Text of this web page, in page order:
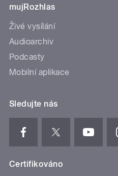
mujRozhlas
Živé vysílání
Audioarchiv
Podcasty
Mobilní aplikace
Sledujte nás
Certifikováno